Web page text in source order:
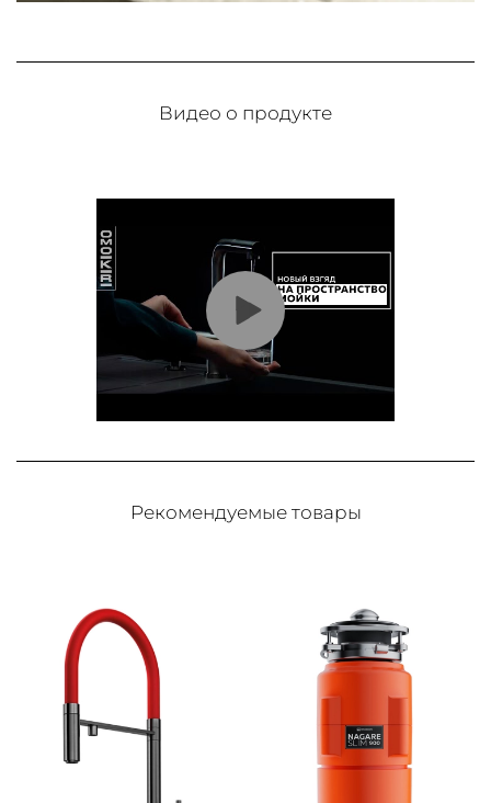
Видео о продукте
Рекомендуемые товары